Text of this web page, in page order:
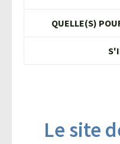
QUELLE(S)
Le site